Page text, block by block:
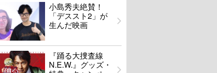
小島秀夫絶賛！
「デススト2」が
生んだ映画
『踊る大捜査線
N.E.W.』グッズ・